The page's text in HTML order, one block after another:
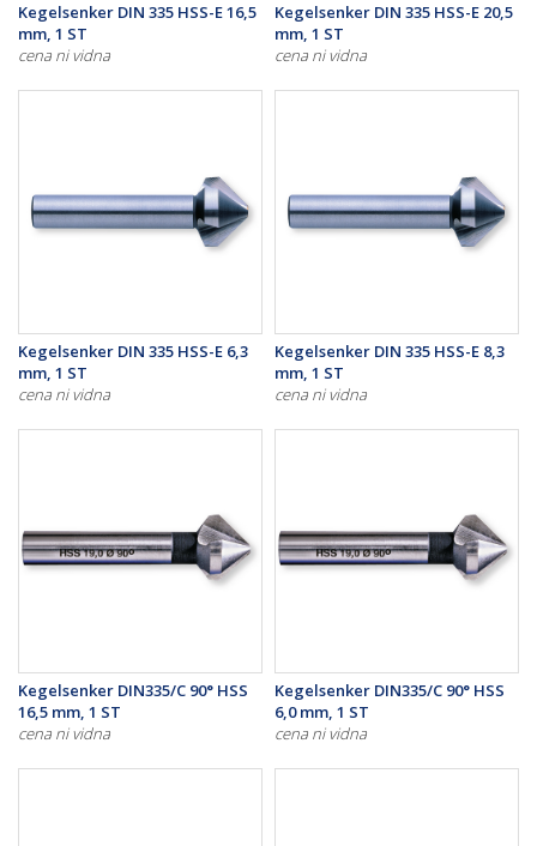
Kegelsenker DIN 335 HSS-E 16,5
mm, 1 ST
cena ni vidna
Kegelsenker DIN 335 HSS-E 20,5
mm, 1 ST
cena ni vidna
Kegelsenker DIN 335 HSS-E 6,3
mm, 1 ST
cena ni vidna
Kegelsenker DIN 335 HSS-E 8,3
mm, 1 ST
cena ni vidna
Kegelsenker DIN335/C 90° HSS
16,5 mm, 1 ST
cena ni vidna
Kegelsenker DIN335/C 90° HSS
6,0 mm, 1 ST
cena ni vidna